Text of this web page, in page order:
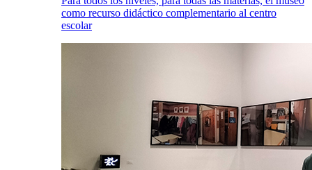
como recurso didáctico complementario al centro
escolar